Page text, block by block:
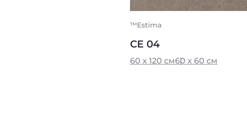
™Estima
CE 04
60 x 120 см60 x 60 см